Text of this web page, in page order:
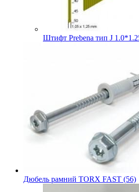
Штифт Prebena тип J
Дюбель рамний TORX FAST (56)